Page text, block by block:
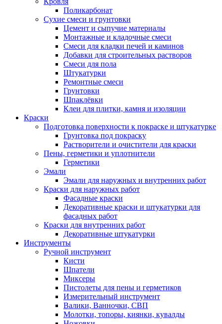
Поликарбонат
Сухие смеси и грунтовки
Цемент и сыпучие материалы
Монтажные и кладочные смеси
Смеси для кладки печей и каминов
Добавки для строительных растворов
Смеси для пола
Штукатурки
Ремонтные смеси
Грунтовки
Шпаклёвки
Клеи для плитки, камня и изоляции
Краски
Подготовка поверхности к покраске и штукатурке
Грунтовка под покраску
Растворители и очистители для краски
Пены, герметики и уплотнители
Герметики
Эмали
Эмали для наружных и внутренних работ
Краски для наружных работ
Фасадные краски
Декоративные краски и штукатурки для
фасадных работ
Краски для внутренних работ
Декоративные штукатурки
Инструменты
Ручной инструмент
Кисти
Шпатели
Миксеры
Пистолеты для пены и герметиков
Измерительный инструмент
Валики, Ванночки, СВП
Молотки, топоры, киянки, кувалды